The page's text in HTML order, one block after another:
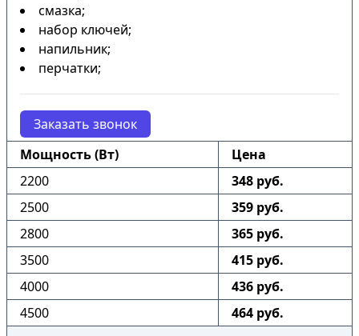
смазка;
набор ключей;
напильник;
перчатки;
Заказать звонок
Мощность (Вт)
Цена
2200
348 руб.
2500
359 руб.
2800
365 руб.
3500
415 руб.
4000
436 руб.
4500
464 руб.